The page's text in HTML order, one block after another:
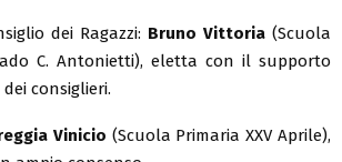
dei Ragazzi: Bruno Vittoria (Scuola
C. Antonietti), eletta con il supporto
consiglieri.
Vinicio (Scuola Primaria XXV Aprile),